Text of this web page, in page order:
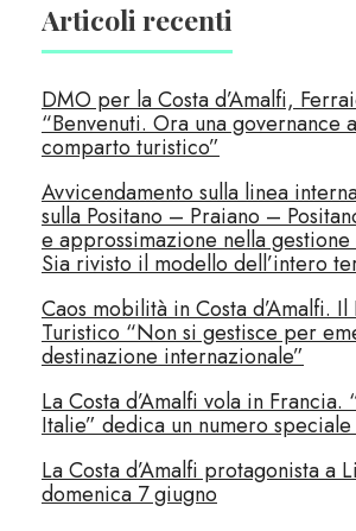
Articoli recenti
DMO per la Costa d’Amalfi,
“Benvenuti. Ora una governance
comparto turistico”
Avvicendamento sulla linea
sulla Positano – Praiano –
e approssimazione nella
Sia rivisto il modello dell’intero
Caos mobilità in Costa d’Amalfi.
Turistico “Non si gestisce per
destinazione internazionale”
La Costa d’Amalfi vola in
Italie” dedica un numero
La Costa d’Amalfi protagonista a
domenica 7 giugno